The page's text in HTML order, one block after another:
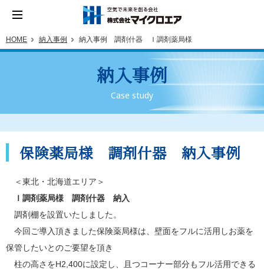
HOME 納入事例 納入事例 調剤什器 Ｉ調剤薬局様
納入事例
Case study
保険薬局様 調剤什器 納入事例
＜東北・北海道エリア＞
Ｉ調剤薬局様 調剤什器 納入
調剤棚を設置いたしました。
今回ご導入頂きました保険薬局様は、壁面をフルに活用しお薬を
保管したいとのご要望を頂き
柱の高さをH2,400に設定し、且つコーナー部分もフル活用できる